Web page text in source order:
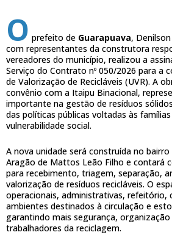
O prefeito de Guarapuava,
com representantes da construtora
vereadores do município, realizou a
Serviço do Contrato nº 050/2026 para a
de Valorização de Recicláveis (UVR). A
convênio com a Itaipu Binacional,
importante na gestão de resíduos
das políticas públicas voltadas às
vulnerabilidade social.
A nova unidade será construída no bairro
Aragão de Mattos Leão Filho e contará
para recebimento, triagem, separação,
valorização de resíduos recicláveis. O
operacionais, administrativas, refeitório,
ambientes destinados à circulação e
garantindo mais segurança,
trabalhadores da reciclagem.